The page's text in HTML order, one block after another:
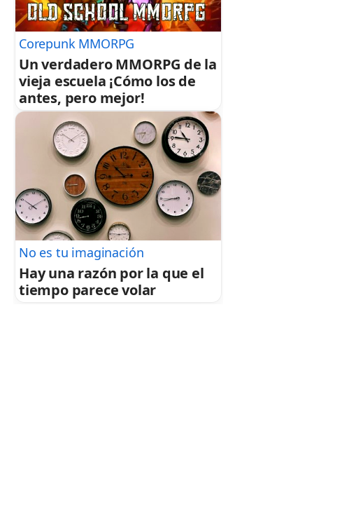
Corepunk MMORPG
Un verdadero MMORPG de la
vieja escuela ¡Cómo los de
antes, pero mejor!
No es tu imaginación
Hay una razón por la que el
tiempo parece volar